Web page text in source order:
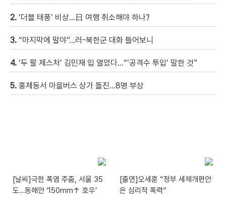
2. ‘더블 태풍’ 비상…日 여행 취소해야 하나?
3. “마지막에 말야”…러-북한군 대화 들어보니
4. ‘두 팔 제스처’ 김민재 입 열었다…“‘공격수 투입’ 말한 것”
5. 홍제동서 마을버스 상가 돌진…8명 부상
[날씨]극한 폭염 주춤, 서울 35
도…동해안 ‘150mm↑ 호우’
[출연]오세훈 “정부 세제개편안
은 심리적 폭력”